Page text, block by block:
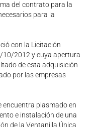
del contrato para la
para la
con la Licitación
10/2012 y cuya apertura
de esta adquisición
por las empresas
encuentra plasmado en
e instalación de una
de la Ventanilla Única